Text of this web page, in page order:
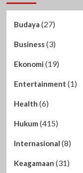
Budaya (27)
Business(3)
Ekonomi (19)
Entertainment (1)
Health (6)
Hukum (415)
Internasional (8)
Keagamaan (31)